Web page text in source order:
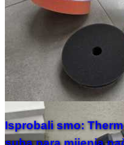
Isprobali smo: